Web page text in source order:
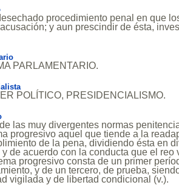
procedimiento penal en que
y aun prescindir de ésta,
PARLAMENTARIO.
POLÍTICO, PRESIDENCIALISMO.
las muy divergentes normas
progresivo aquel que tiende a la
de la pena, dividiendo ésta en
de acuerdo con la conducta que el reo
progresivo consta de un primer
y de un tercero, de prueba,
vigilada y de libertad condicional (v.).